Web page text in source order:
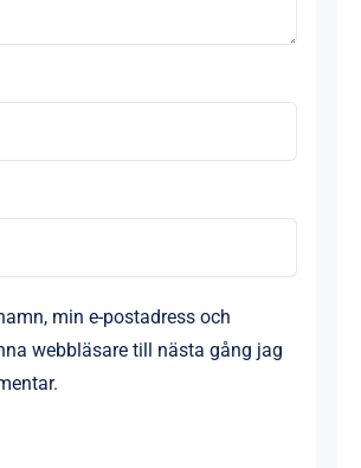
min e-postadress och
webbläsare till nästa gång jag